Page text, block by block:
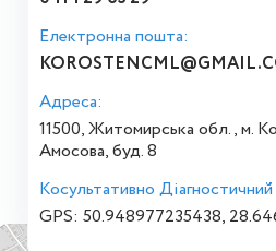
Електронна пошта:
Адреса:
11500, Житомирська обл., м.
Амосова, буд. 8
Косультативно
GPS: 50.948977235438,